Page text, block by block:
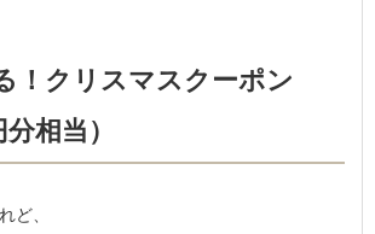
！クリスマスクーポン
分相当）
ど、